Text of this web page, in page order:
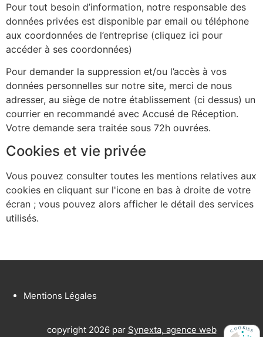
Pour tout besoin d’information, notre responsable des
données privées est disponible par email ou téléphone
aux coordonnées de l’entreprise (cliquez ici pour
accéder à ses coordonnées)
Pour demander la suppression et/ou l’accès à vos
données personnelles sur notre site, merci de nous
adresser, au siège de notre établissement (ci dessus) un
courrier en recommandé avec Accusé de Réception.
Votre demande sera traitée sous 72h ouvrées.
Cookies et vie privée
Vous pouvez consulter toutes les mentions relatives aux
cookies en cliquant sur l'icone en bas à droite de votre
écran ; vous pouvez alors afficher le détail des services
utilisés.
Mentions Légales
copyright 2026 par Synexta, agence web